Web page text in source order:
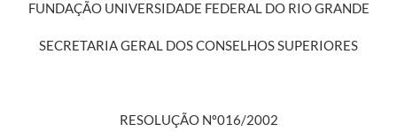
FUNDAÇÃO UNIVERSIDADE FEDERAL DO RIO GRANDE
SECRETARIA GERAL DOS CONSELHOS SUPERIORES
RESOLUÇÃO Nº016/2002